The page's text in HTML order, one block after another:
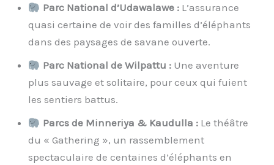
Parc National d’Udawalawe :L’assurance
quasi certaine de voir des familles d’éléphants
dans des paysages de savane ouverte.
Parc National de Wilpattu :Une aventure
plus sauvage et solitaire, pour ceux qui fuient
les sentiers battus.
Parcs de Minneriya & Kaudulla :Le théâtre
du « Gathering », un rassemblement
spectaculaire de centaines d’éléphants en